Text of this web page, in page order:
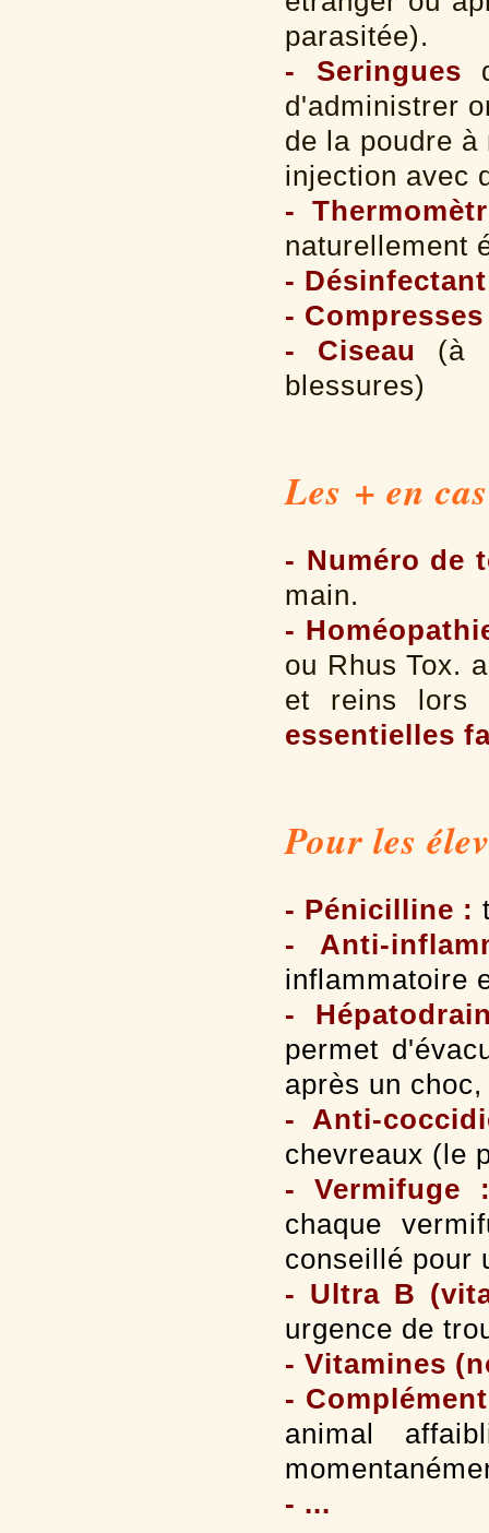
parasitée).
- Seringues
d'administrer
de la poudre
injection avec
-
naturellement
- Désinfectant
- Compresses
- Ciseau
(à
blessures)
Les + en
- Numéro de
main.
-
ou Rhus Tox.
et reins lors
essentielles
Pour les
- Pénicilline :
- Anti-
inflammatoire
-
permet
après un
- Anti-
chevreaux (le
- Vermifuge
chaque
conseillé pour
- Ultra B
urgence de
- Vitamines
-
animal
- ...